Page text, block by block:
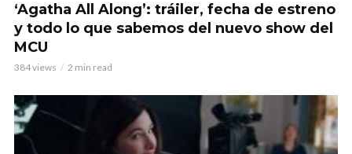
‘Agatha All Along’: tráiler, fecha de estreno
y todo lo que sabemos del nuevo show del
MCU
384 views 2 min read